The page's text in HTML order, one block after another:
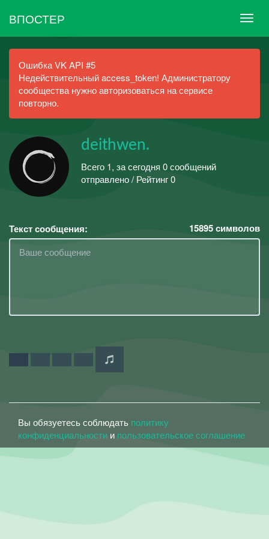
ВПОСТЕР
Ошибка VK API #5
Недействительный access_token! Администратору
сообщества нужно авторизоваться на сервисе
повторно.
deithwen.
Всего 1, за сегодня 0 сообщений
отправлено / Рейтинг 0
Текст сообщения: 15895символов
Вы обязуетесь соблюдать политику
конфиденциальности и пользовательское соглашение